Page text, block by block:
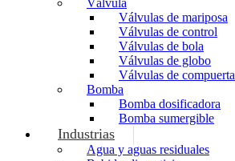
Válvula
Válvulas de mariposa
Válvulas de control
Válvulas de bola
Válvulas de globo
Válvulas de compuerta
Bomba
Bomba dosificadora
Bomba sumergible
Industrias
Agua y aguas residuales